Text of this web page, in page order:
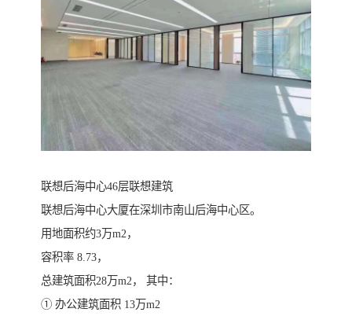
联想后海中心46层联想建筑
联想后海中心大厦在深圳市南山后海中心区。
用地面积约3万m2，
容积率 8.73，
总建筑面积28万m2， 其中：
① 办公建筑面积 13万m2